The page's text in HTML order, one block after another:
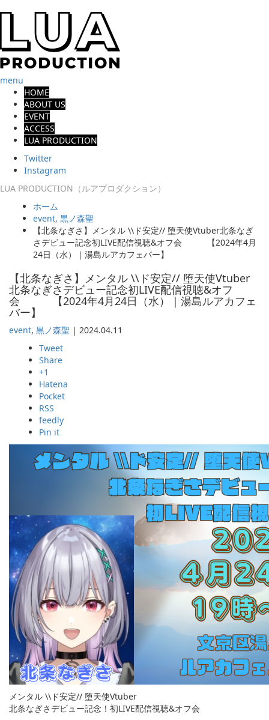
menu
HOME
ABOUT US
EVENT
ACCESS
LUA PRODUCTION
Twitter
Instagram
LUA PRODUCTION（ルアプロダクション）
ホーム
event, 黒ノ森聖
【北条なぎさ】メンタル \\ド安定// 堕天使Vtuber北条なぎ
さデビュー記念初LIVE配信視聴&オフ会 【2024年4月
24日（水）｜湯島ルアカフェバー】
【北条なぎさ】メンタル \\ド安定// 堕天使Vtuber
北条なぎさデビュー記念初LIVE配信視聴&オフ
会 【2024年4月24日（水）｜湯島ルアカフェ
バー】
event, 黒ノ森聖 | 2024.04.11
Tweet
Share
+1
Hatena
Pocket
RSS
feedly
Pin it
メンタル \\ド安定// 堕天使Vtuber
北条なぎさデビュー記念！初LIVE配信視聴&オフ会